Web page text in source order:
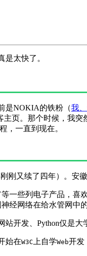
太快了。
是NOKIA的铁粉（我
主页。那个时候，我
，一直到现在。
刚又续了四年）。安
等一些列电子产品，喜
经网络在给水管网中
开发、Python仅是大
始在W3C 上自学Web开发